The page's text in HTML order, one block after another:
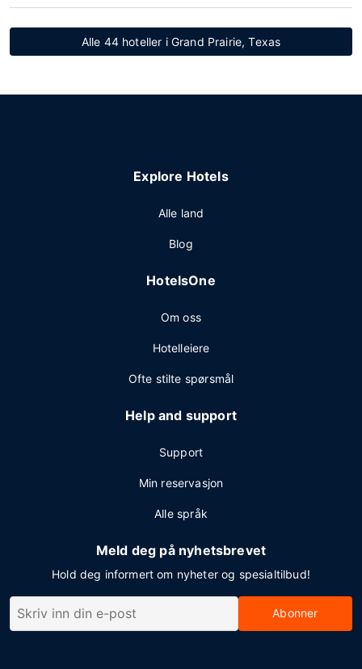
Alle 44 hoteller i Grand Prairie, Texas
Explore Hotels
Alle land
Blog
HotelsOne
Om oss
Hotelleiere
Ofte stilte spørsmål
Help and support
Support
Min reservasjon
Alle språk
Meld deg på nyhetsbrevet
Hold deg informert om nyheter og spesialtilbud!
Abonner